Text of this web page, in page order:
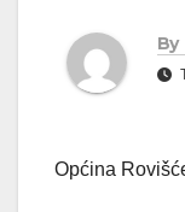
By
Općina